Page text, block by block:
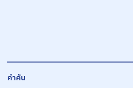
คำค้น